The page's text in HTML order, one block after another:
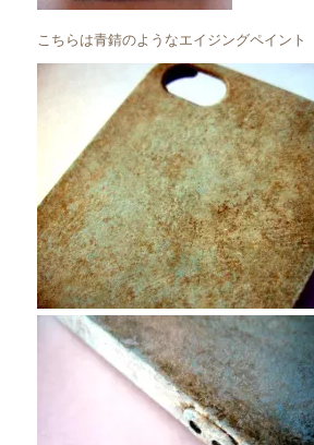
こちらは青錆のようなエイジングペイント